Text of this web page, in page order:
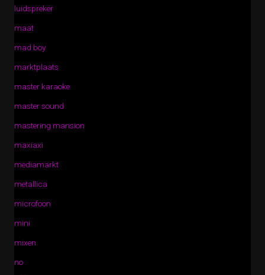
luidspreker
maat
mad boy
marktplaats
master karaoke
master sound
mastering mansion
maxiaxi
mediamarkt
metallica
microfoon
mini
mixen
no